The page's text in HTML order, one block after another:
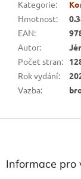
Kategorie:
Hmotnost:
EAN:
Autor:
Počet stran:
Rok vydání:
Vazba:
Z
Informace pro